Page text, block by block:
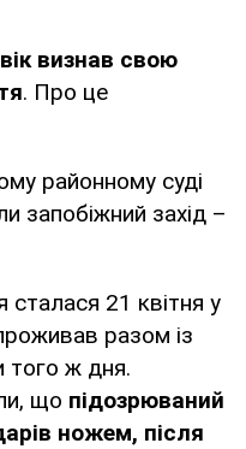
визнав свою
. Про це
районному суді
запобіжний захід –
сталася 21 квітня у
разом із
того ж дня.
що підозрюваний
ножем, після